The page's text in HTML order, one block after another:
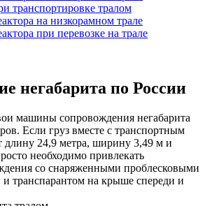
негабарита по России
машины сопровождения негабарита
Если груз вместе с транспортным
длину 24,9 метра, ширину 3,49 м и
необходимо привлекать
со снаряженными проблесковыми
транспарантом на крыше спереди и